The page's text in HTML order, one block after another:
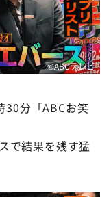
©️ABCテレビ
分「ABCお笑
で結果を残す猛